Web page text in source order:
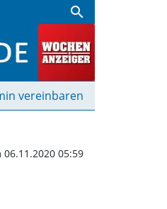
search
vereinbaren
05:59